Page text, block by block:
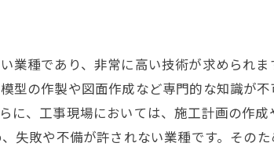
種であり、非常に高い技術が求められ
の作製や図面作成など専門的な知識が
に、工事現場においては、施工計画の作
失敗や不備が許されない業種です。その